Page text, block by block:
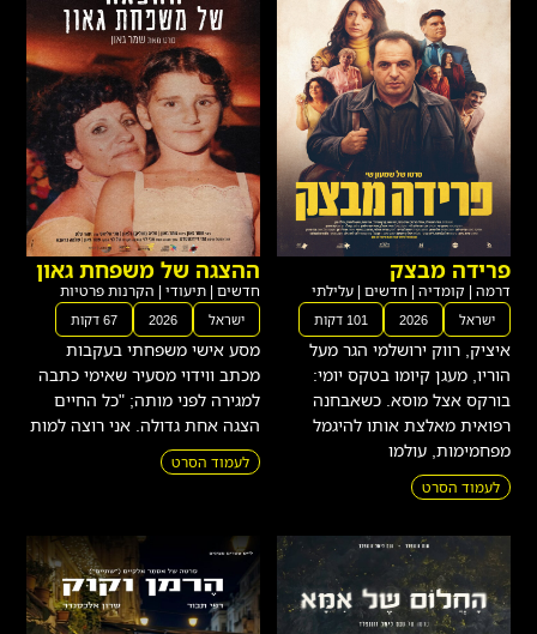
פרידה מבצק
דרמה | קומדיה | חדשים |עלילתי
ישראל 2026 101 דקות
איציק, רווק ירושלמי הגר מעל
הוריו, מעגן קיומו בטקס יומי:
בורקס אצל מוסא. כשאבחנה
רפואית מאלצת אותו להיגמל
מפחמימות, עולמו
לעמוד הסרט
ההצגה של משפחת גאון
חדשים | תיעודי | הקרנות פרטיות
ישראל 2026 67 דקות
מסע אישי משפחתי בעקבות
מכתב ווידוי מסעיר שאימי כתבה
למגירה לפני מותה; "כל החיים
הצגה אחת גדולה. אני רוצה למות
לעמוד הסרט